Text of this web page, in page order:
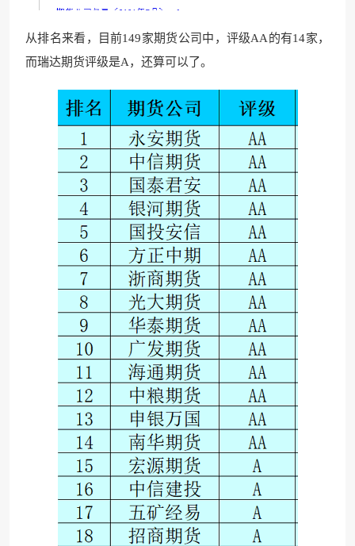
从排名来看，目前149家期货公司中，评级AA的有14家，
而瑞达期货评级是A，还算可以了。